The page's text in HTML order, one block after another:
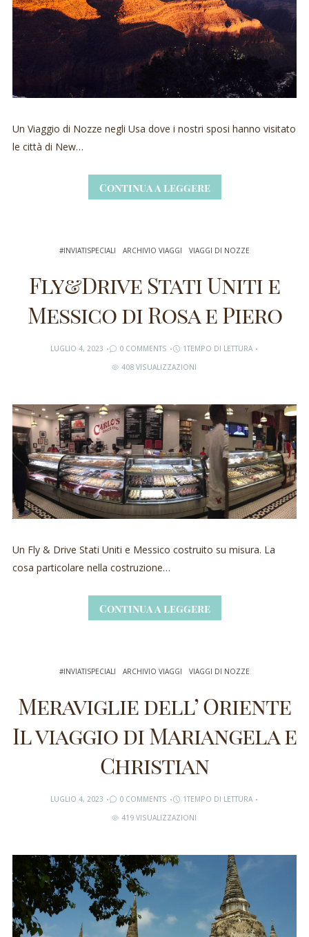
Un Viaggio di Nozze negli Usa dove i nostri sposi hanno visitato
le città di New…
Continua a leggere
#INVIATISPECIALI ARCHIVIO VIAGGI VIAGGI DI NOZZE
Fly&Drive Stati Uniti e
Messico di Rosa e Piero
LUGLIO 4, 2023 0 COMMENTS
1TEMPO DI LETTURA
408 VISUALIZZAZIONI
Un Fly & Drive Stati Uniti e Messico costruito su misura. La
cosa particolare nella costruzione…
Continua a leggere
#INVIATISPECIALI ARCHIVIO VIAGGI VIAGGI DI NOZZE
Meraviglie dell’ Oriente
Il viaggio di Mariangela e
Christian
LUGLIO 4, 2023 0 COMMENTS
1TEMPO DI LETTURA
419 VISUALIZZAZIONI